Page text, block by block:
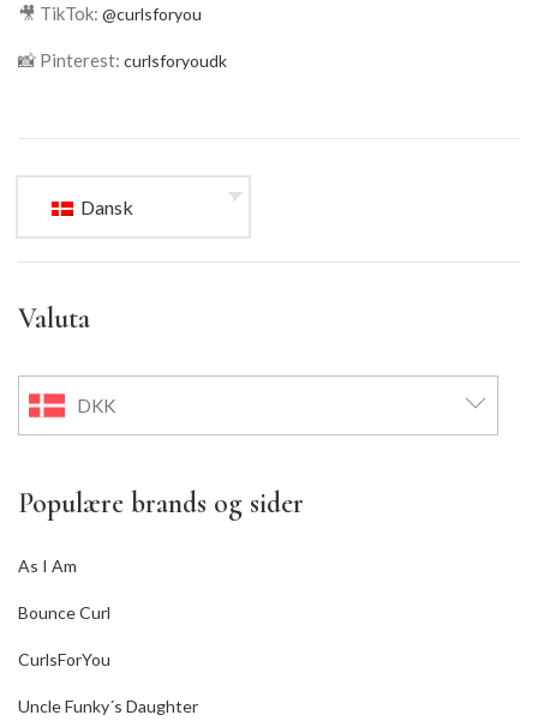
🎥 TikTok: @curlsforyou
📸 Pinterest: curlsforyoudk
Dansk
Valuta
DKK
Populære brands og sider
As I Am
Bounce Curl
CurlsForYou
Uncle Funky´s Daughter